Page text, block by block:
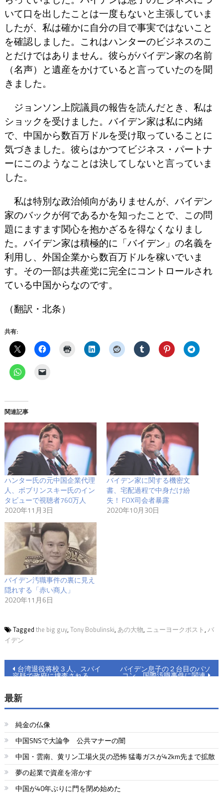
いて口を出したことは一度もないと主張していま
したが、私は確かに自分の目で事実ではないこと
を確認しました。これはハンターのビジネスのこ
とだけではありません。彼らがバイデン家の名前
（名声）と遺産をかけていると言っていたのを聞
きました。
ジョンソン上院議員の報告を読んだとき、私は
ショックを受けました。バイデン家は私に内緒
で、中国から数百万ドルを受け取っていることに
気づきました。彼らはかつてビジネス・パートナ
ーにこのようなことは決してしないと言っていま
した。
私は特別な政治傾向がありませんが、バイデン
家のバックが何であるかを知ったことで、この問
題にますます関心を抱かざるを得なくなりまし
た。バイデン家は積極的に「バイデン」の名義を
利用し、外国企業から数百万ドルを稼いでいま
す。その一部は共産党に完全にコントロールされ
ている中国からなのです。
（翻訳・北条）
共有:
関連記事
ハンター氏の元中国企業代理
人、ボブリンスキー氏のイン
タビューで視聴者760万人
2020年11月3日
バイデン家に関する機密文
書、宅配過程で中身だけ紛
失！ FOX司会者暴露
2020年10月30日
バイデン汚職事件の裏に見え
隠れする「赤い商人」
2020年11月6日
Tagged the big guy, Tony Bobulinski, あの大物, ニューヨークポスト , バ
イデン
投
ナ
ビ
ゲ
ー
シ
ョ
台湾退役将校３人、スパイ
容疑で政府に捜査される
バイデン息子の２台目のパソ
コン 国際汚職事件に関連
最新
純金の仏像
中国SNSで大論争 公共マナーの闇
中国・雲南、黄リン工場火災の恐怖 猛毒ガスが42km先まで拡散
夢の起業で資産を溶かす
中国が40年ぶりに門を閉め始めた